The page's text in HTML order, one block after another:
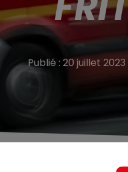
Publié : 20 juillet